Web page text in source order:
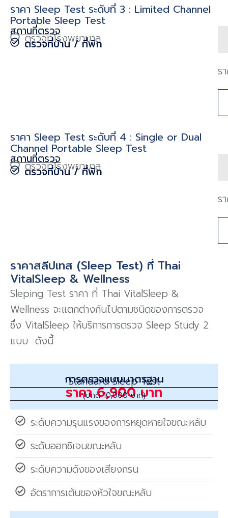
ราคา Sleep Test ระดับที่ 3 : Limited Channel
Portable Sleep Test
สถานที่ตรวจ
ตรวจที่โรงพยาบาล
ตรวจที่บ้าน / ที่พัก
ร
ราคา Sleep Test ระดับที่ 4 : Single or Dual
Channel Portable Sleep Test
สถานที่ตรวจ
ตรวจที่โรงพยาบาล
ตรวจที่บ้าน / ที่พัก
ร
ราคาสลีปเทส (Sleep Test) ที่ Thai
VitalSleep & Wellness
Sleping Test ราคา ที่ Thai VitalSleep &
Wellness จะแตกต่างกันไปตามชนิดของการตรวจ
ซึ่ง VitalSleep ให้บริการการตรวจ Sleep Study 2
แบบ ดังนี้
การตรวจแบบมาตรฐาน
Standard Sleep Test​
ราคา 6,900 บาท
(ปกติ 10,000 บาท)
ระดับความรุนแรงของการหยุดหายใจขณะหลับ
ระดับออกซิเจนขณะหลับ
ระดับความดังของเสียงกรน
อัตราการเต้นของหัวใจขณะหลับ